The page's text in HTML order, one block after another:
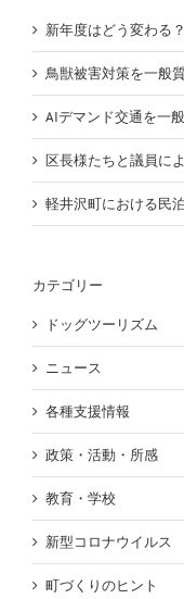
新年度はどう変わる
鳥獣被害対策を一般
AIデマンド交通を一
区長様たちと議員に
軽井沢町における民
カテゴリー
ドッグツーリズム
ニュース
各種支援情報
政策・活動・所感
教育・学校
新型コロナウイルス
町づくりのヒント